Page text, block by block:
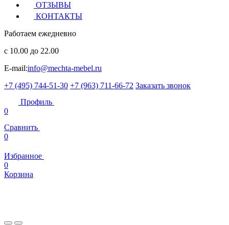
ОТЗЫВЫ
КОНТАКТЫ
Работаем ежедневно
с 10.00 до 22.00
E-mail:info@mechta-mebel.ru
+7 (495) 744-51-30 +7 (963) 711-66-72 Заказать звонок
Профиль
0
Сравнить
0
Избранное
0
Корзина